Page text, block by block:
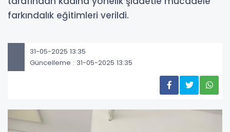
farkındalık eğitimleri verildi.
31-05-2025 13:35
Güncelleme : 31-05-2025 13:35